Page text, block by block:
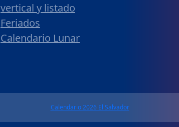
vertical y listado
Feriados
Calendario Lunar
Calendario 2026 El Salvador